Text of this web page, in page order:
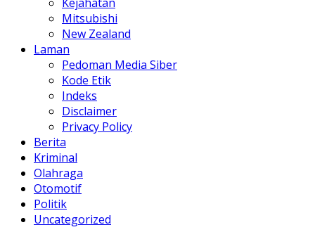
Mitsubishi
New Zealand
Laman
Pedoman Media Siber
Kode Etik
Indeks
Disclaimer
Privacy Policy
Berita
Kriminal
Olahraga
Otomotif
Politik
Uncategorized